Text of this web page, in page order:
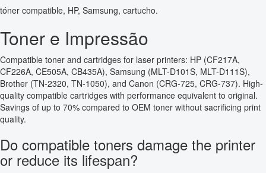
tóner compatible, HP, Samsung, cartucho.
Toner e Impressão
Compatible toner and cartridges for laser printers: HP (CF217A,
CF226A, CE505A, CB435A), Samsung (MLT-D101S, MLT-D111S),
Brother (TN-2320, TN-1050), and Canon (CRG-725, CRG-737). High-
quality compatible cartridges with performance equivalent to original.
Savings of up to 70% compared to OEM toner without sacrificing print
quality.
Do compatible toners damage the printer
or reduce its lifespan?